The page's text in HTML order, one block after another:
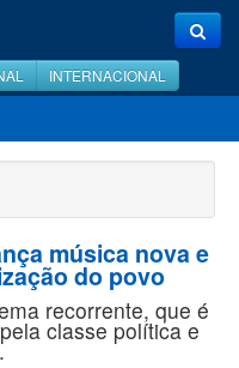
INTERNACIONAL
música nova e
do povo
recorrente, que é
classe política e